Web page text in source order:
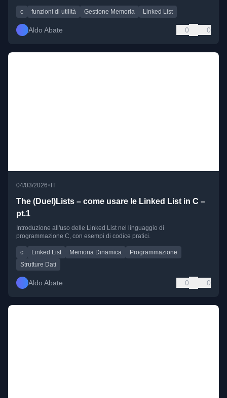
c funzioni di utilità Gestione Memoria Linked List
Aldo Abate 0 0
04/03/2026• IT
The (Duel)Lists – come usare le Linked List in C –
pt.1
Introduzione all'uso delle Linked List nel linguaggio di
programmazione C, con esempi di codice pratici.
c Linked List Memoria Dinamica
Programmazione
Strutture Dati
Aldo Abate 0 0